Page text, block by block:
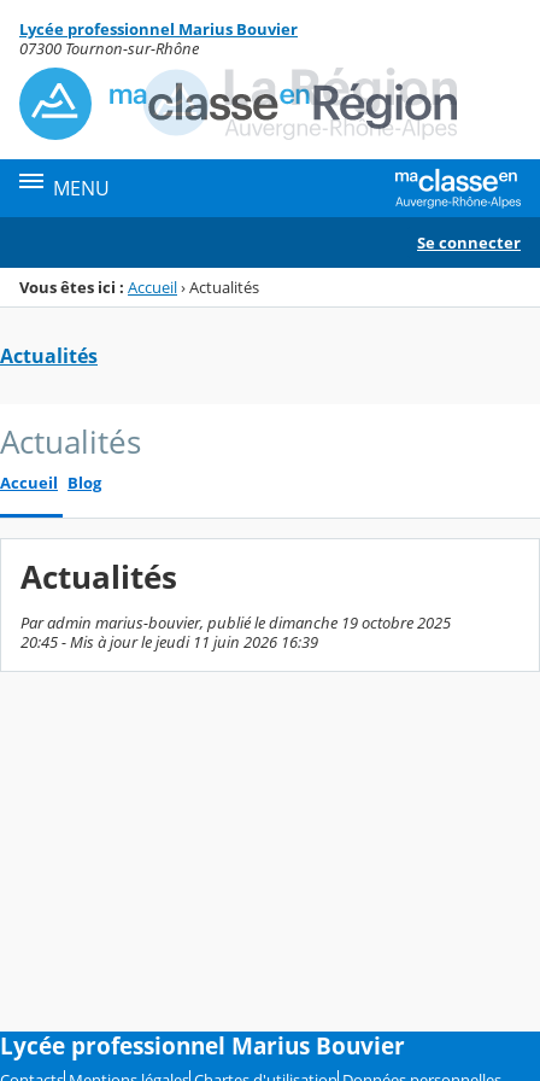
Menu de la rubrique
Contenu
Lycée professionnel Marius Bouvier
07300 Tournon-sur-Rhône
MENU
Se connecter
Vous êtes ici : Accueil›Actualités
Actualités
Actualités
Accueil Blog
Actualités
Par admin marius-bouvier, publié le dimanche 19 octobre 2025
20:45 - Mis à jour le jeudi 11 juin 2026 16:39
Lycée professionnel Marius Bouvier